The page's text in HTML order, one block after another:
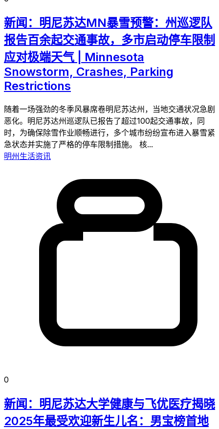
新闻：明尼苏达MN暴雪预警：州巡逻队
报告百余起交通事故，多市启动停车限制
应对极端天气 | Minnesota
Snowstorm, Crashes, Parking
Restrictions
随着一场强劲的冬季风暴席卷明尼苏达州，当地交通状况急剧
恶化。明尼苏达州巡逻队已报告了超过100起交通事故，同
时，为确保除雪作业顺畅进行，多个城市纷纷宣布进入暴雪紧
急状态并实施了严格的停车限制措施。 核...
明州生活资讯
0
新闻：明尼苏达大学健康与飞优医疗揭晓
2025年最受欢迎新生儿名：男宝榜首地